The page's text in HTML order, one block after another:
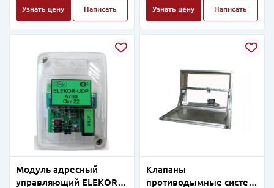
Узнать цену Написать Узнать цену Написать
Модуль адресный
управляющий ELEKOR-
Клапаны
противодымные систем